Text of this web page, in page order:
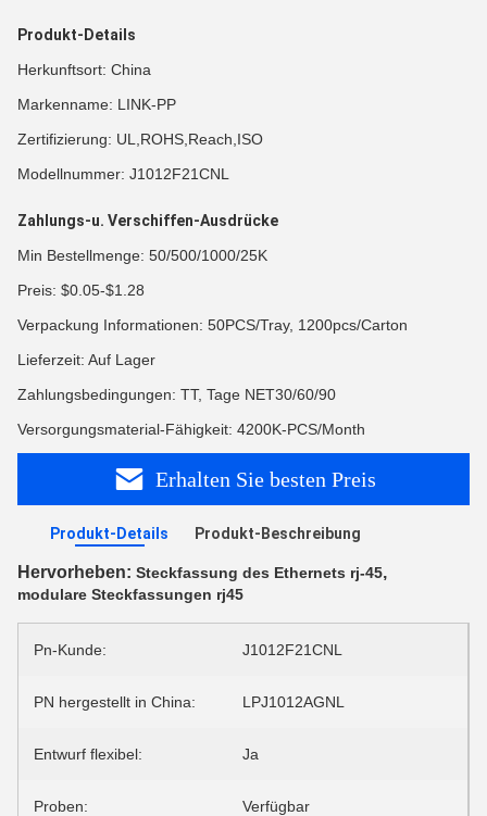
Produkt-Details
Herkunftsort: China
Markenname: LINK-PP
Zertifizierung: UL,ROHS,Reach,ISO
Modellnummer: J1012F21CNL
Zahlungs-u. Verschiffen-Ausdrücke
Min Bestellmenge: 50/500/1000/25K
Preis: $0.05-$1.28
Verpackung Informationen: 50PCS/Tray, 1200pcs/Carton
Lieferzeit: Auf Lager
Zahlungsbedingungen: TT, Tage NET30/60/90
Versorgungsmaterial-Fähigkeit: 4200K-PCS/Month
Erhalten Sie besten Preis
Produkt-Details Produkt-Beschreibung
Hervorheben: Steckfassung des Ethernets rj-45,
modulare Steckfassungen rj45
Pn-Kunde: J1012F21CNL
PN hergestellt in China: LPJ1012AGNL
Entwurf flexibel: Ja
Proben: Verfügbar